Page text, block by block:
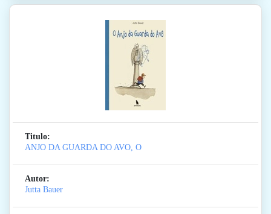
Titulo:
ANJO DA GUARDA DO AVO, O
Autor:
Jutta Bauer